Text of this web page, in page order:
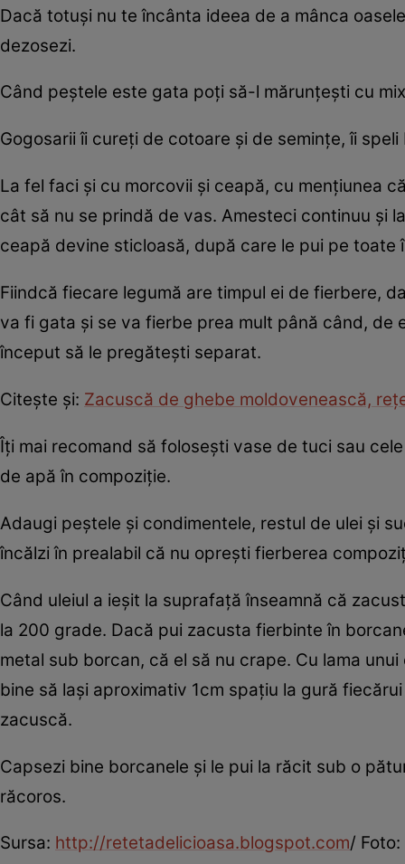
Dacă totuşi nu te încânta ideea de a mânca
dezosezi.
Când peştele este gata poţi să-l mărunţeşti cu
Gogosarii îi cureţi de cotoare şi de seminţe, îi
La fel faci şi cu morcovii şi ceapă, cu menţiunea
cât să nu se prindă de vas. Amesteci continuu şi
ceapă devine sticloasă, după care le pui pe
Fiindcă fiecare legumă are timpul ei de fierbere,
va fi gata şi se va fierbe prea mult până când, de
început să le pregăteşti separat.
Citeşte şi: Zacuscă de ghebe moldovenească,
Îţi mai recomand să foloseşti vase de tuci sau
de apă în compoziţie.
Adaugi peştele şi condimentele, restul de ulei şi
încălzi în prealabil că nu opreşti fierberea
Când uleiul a ieşit la suprafaţă înseamnă că
la 200 grade. Dacă pui zacusta fierbinte în
metal sub borcan, că el să nu crape. Cu lama
bine să laşi aproximativ 1cm spaţiu la gură
zacuscă.
Capsezi bine borcanele şi le pui la răcit sub o
răcoros.
Sursa: http://retetadelicioasa.blogspot.com/ Foto: